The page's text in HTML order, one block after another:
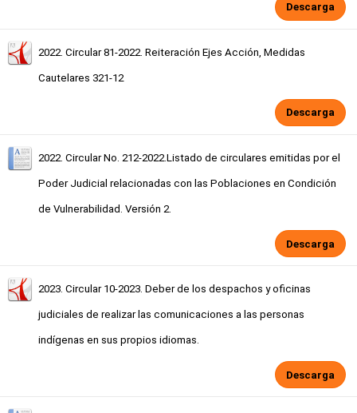
Descarga
2022. Circular 81-2022. Reiteración Ejes Acción, Medidas
Cautelares 321-12
Descarga
2022. Circular No. 212-2022.Listado de circulares emitidas por el
Poder Judicial relacionadas con las Poblaciones en Condición
de Vulnerabilidad. Versión 2.
Descarga
2023. Circular 10-2023. Deber de los despachos y oficinas
judiciales de realizar las comunicaciones a las personas
indígenas en sus propios idiomas.
Descarga